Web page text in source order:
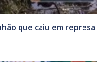
que caiu em represa